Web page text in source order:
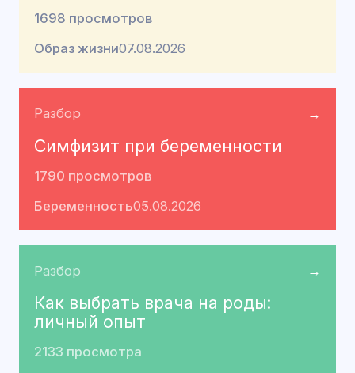
1698 просмотров
Образ жизни07.08.2026
Разбор →
Симфизит при беременности
1790 просмотров
Беременность05.08.2026
Разбор →
Как выбрать врача на роды:
личный опыт
2133 просмотра